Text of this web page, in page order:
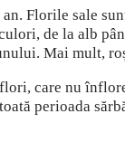
Florile sale
de la alb
Mai mult,
care nu
perioada